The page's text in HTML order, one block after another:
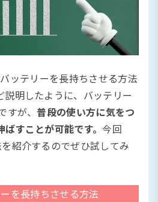
ッテリーを長持ちさせる方法
説明したように、バッテリー
すが、普段の使い方に気をつ
ばすことが可能です。今回
紹介するのでぜひ試してみ
を長持ちさせる方法